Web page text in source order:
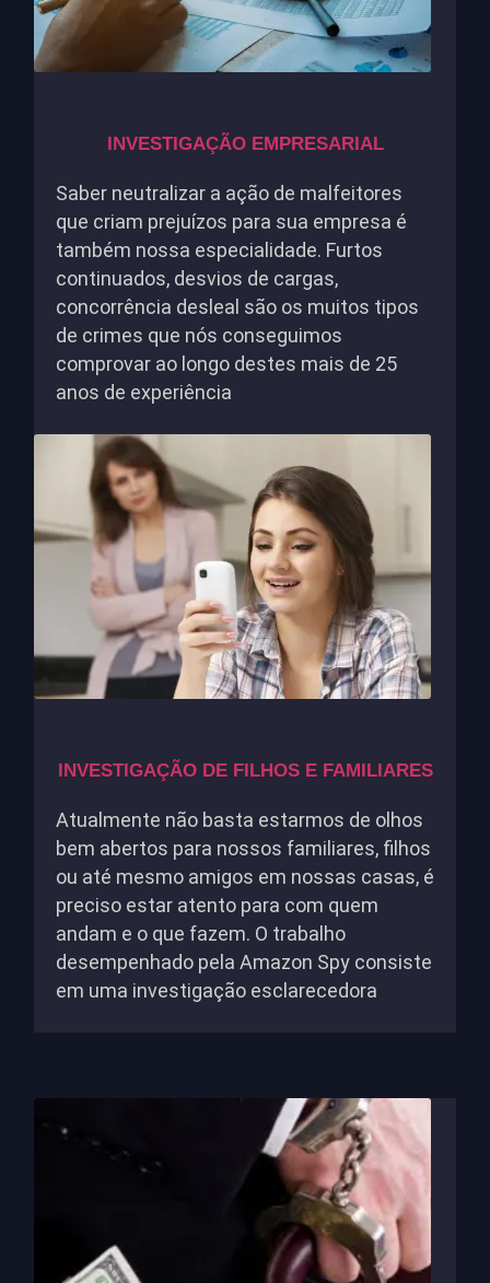
INVESTIGAÇÃO EMPRESARIAL
Saber neutralizar a ação de malfeitores
que criam prejuízos para sua empresa é
também nossa especialidade. Furtos
continuados, desvios de cargas,
concorrência desleal são os muitos tipos
de crimes que nós conseguimos
comprovar ao longo destes mais de 25
anos de experiência
INVESTIGAÇÃO DE FILHOS E FAMILIARES
Atualmente não basta estarmos de olhos
bem abertos para nossos familiares, filhos
ou até mesmo amigos em nossas casas, é
preciso estar atento para com quem
andam e o que fazem. O trabalho
desempenhado pela Amazon Spy consiste
em uma investigação esclarecedora